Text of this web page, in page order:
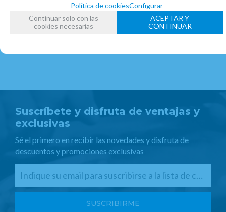
Suscríbete y disfruta de ventajas y
exclusivas
Sé el primero en recibir las novedades y disfruta de
descuentos y promociones exclusivas
Política de cookiesConfigurar
Continuar solo con las
cookies necesarias
ACEPTAR Y
CONTINUAR